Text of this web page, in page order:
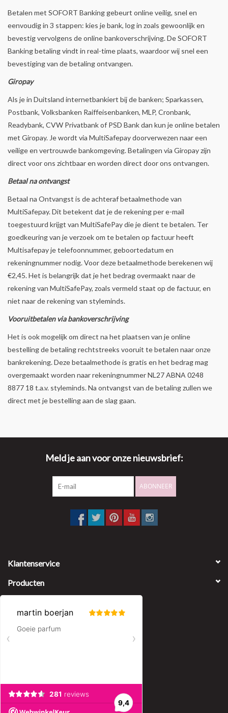
Betalen met SOFORT Banking gebeurt online veilig, snel en
eenvoudig in 3 stappen: kies je bank, log in zoals gewoonlijk en
bevestig vervolgens de online bankoverschrijving. De SOFORT
Banking betaling vindt in real-time plaats, waardoor wij snel een
bevestiging van de betaling ontvangen.
Giropay
Als je in Duitsland internetbankiert bij de banken; Sparkassen,
Postbank, Volksbanken Raiffeisenbanken, MLP, Cronbank,
Readybank, CVW Privatbank of PSD Bank dan kun je online betalen
met Giropay. Je wordt via MultiSafepay doorverwezen naar een
veilige en vertrouwde bankomgeving. Betalingen via Giropay zijn
direct voor ons zichtbaar en worden direct door ons ontvangen.
Betaal na ontvangst
Betaal na Ontvangst is de achteraf betaalmethode van
MultiSafepay. Dit betekent dat je de rekening per e-mail
toegestuurd krijgt van MultiSafePay die je dient te betalen. Ter
goedkeuring van je verzoek om te betalen op factuur heeft
Multisafepay je telefoonnummer, geboortedatum en
rekeningnummer nodig. Voor deze betaalmethode berekenen wij
€2,45. Het is belangrijk dat je het bedrag overmaakt naar de
rekening van MultiSafePay, zoals vermeld staat op de factuur, en
niet naar de rekening van styleminds.
Vooruitbetalen via bankoverschrijving
Het is ook mogelijk om direct na het plaatsen van je online
bestelling de betaling rechtstreeks vooruit te betalen naar onze
bankrekening. Deze betaalmethode is gratis en het bedrag mag
overgemaakt worden naar rekeningnummer NL27 ABNA 0248
8877 18 t.a.v. styleminds. Na ontvangst van de betaling zullen we
direct met je bestelling aan de slag gaan.
Meld je aan voor onze nieuwsbrief:
ABONNEER
Klantenservice
Producten